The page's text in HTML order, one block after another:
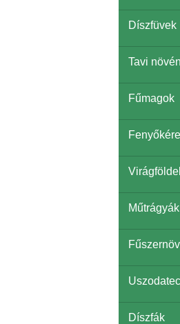
Díszfüvek
Tavi
Fűmagok
Műtrágyák
Díszfák